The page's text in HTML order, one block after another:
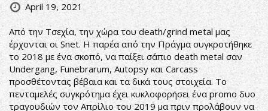
April 19, 2021
Από την Τσεχία, την χώρα του death/grind metal μας
έρχονται οι Snet. Η παρέα από την Πράγμα συγκροτήθηκε
το 2018 με ένα σκοπό, να παίξει σάπιο death metal σαν
Undergang, Funebrarum, Autopsy και Carcass
προσθέτοντας βέβαια και τα δικά τους στοιχεία. Το
πενταμελές συγκρότημα έχει κυκλοφορήσει ένα promo δυο
τραγουδιών τον Απρίλιο του 2019 μα πριν προλάβουν να